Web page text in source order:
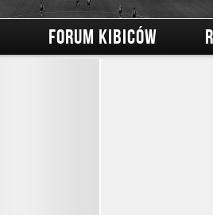
FORUM KIBICÓW